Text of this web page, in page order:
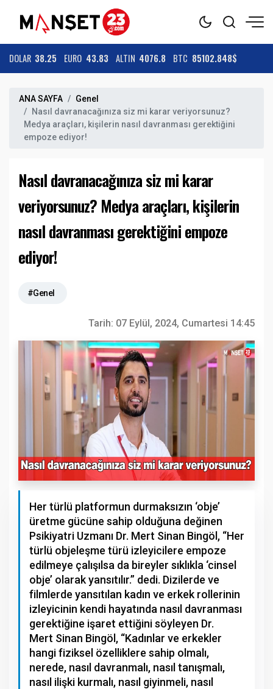
DOLAR 38.25 EURO 43.83 ALTIN 4076.8 BTC 85102.848$
ANA SAYFA
Genel
Nasıl davranacağınıza siz mi karar veriyorsunuz?
Medya araçları, kişilerin nasıl davranması gerektiğini
empoze ediyor!
Nasıl davranacağınıza siz mi karar
veriyorsunuz? Medya araçları, kişilerin
nasıl davranması gerektiğini empoze
ediyor!
#Genel
Tarih: 07 Eylül, 2024, Cumartesi 14:45
Her türlü platformun durmaksızın ‘obje’
üretme gücüne sahip olduğuna değinen
Psikiyatri Uzmanı Dr. Mert Sinan Bingöl, “Her
türlü objeleşme türü izleyicilere empoze
edilmeye çalışılsa da bireyler sıklıkla ‘cinsel
obje’ olarak yansıtılır.” dedi. Dizilerde ve
filmlerde yansıtılan kadın ve erkek rollerinin
izleyicinin kendi hayatında nasıl davranması
gerektiğine işaret ettiğini söyleyen Dr.
Mert Sinan Bingöl, “Kadınlar ve erkekler
hangi fiziksel özelliklere sahip olmalı,
nerede, nasıl davranmalı, nasıl tanışmalı,
nasıl ilişki kurmalı, nasıl giyinmeli, nasıl